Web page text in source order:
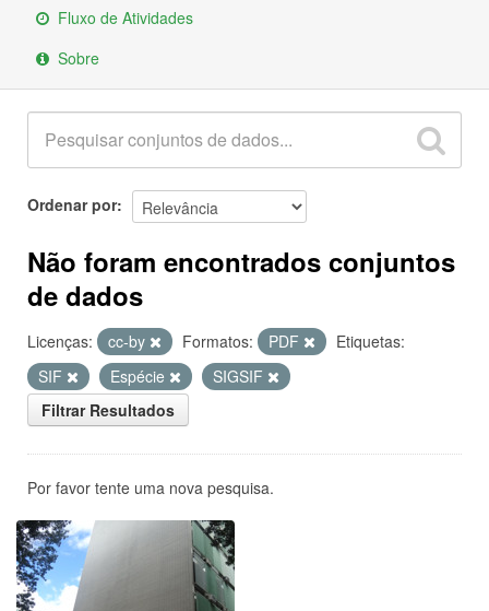
Fluxo de Atividades
Sobre
Ordenar por
Não foram encontrados conjuntos
de dados
Licenças: cc-by Formatos: PDF
Etiquetas:
SIF
Espécie
SIGSIF
Filtrar Resultados
Por favor tente uma nova pesquisa.